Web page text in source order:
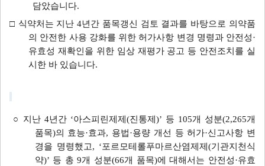
담았습니다.
□ 식약처는 지난 4년간 품목갱신 검토 결과를 바탕으로 의약품
의 안전한 사용 강화를 위한 허가사항 변경 명령과 안전성·
유효성 재확인을 위한 임상 재평가 공고 등 안전조치를 실
시한 바 있습니다.
○ 지난 4년간 ‘아스피린제제 (진통제)’ 등 105개 성분(2,265개
품목)의 효능·효과, 용법·용량 개선 등 허가·신고사항 변
경을 명령했고, ‘포르모테롤푸마르산염제제 (기관지천식
약)’ 등 총 9개 성분(66개 품목)에 대해서는 안전성·유효